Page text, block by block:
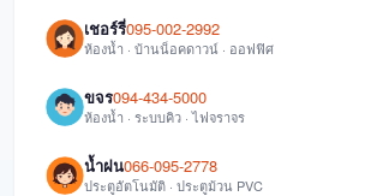
เชอร์รี่095-002-2992
ห้องน้ำ · บ้านน็อคดาวน์ · ออฟฟิศ
ขจร094-434-5000
ห้องน้ำ · ระบบคิว · ไฟจราจร
น้ำฝน066-095-2778
ประตูอัตโนมัติ · ประตูม้วน PVC